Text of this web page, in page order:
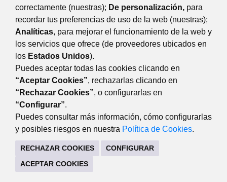
correctamente (nuestras); De personalización, para
recordar tus preferencias de uso de la web (nuestras);
Analíticas, para mejorar el funcionamiento de la web y
los servicios que ofrece (de proveedores ubicados en
los Estados Unidos).
Puedes aceptar todas las cookies clicando en
“Aceptar Cookies”, rechazarlas clicando en
“Rechazar Cookies”, o configurarlas en
“Configurar”.
Puedes consultar más información, cómo configurarlas
y posibles riesgos en nuestra Política de Cookies.
RECHAZAR COOKIES
CONFIGURAR
ACEPTAR COOKIES
internet. Curso gratuito.
Página 1 de 3
Anterior
Siguiente
Avda. de Guadarrama, 34 (lateral del edificio). 28220
Majadahonda Madrid
916341440
MAPA WEB
AVISO LEGAL
POLÍTICA DE COOKIES